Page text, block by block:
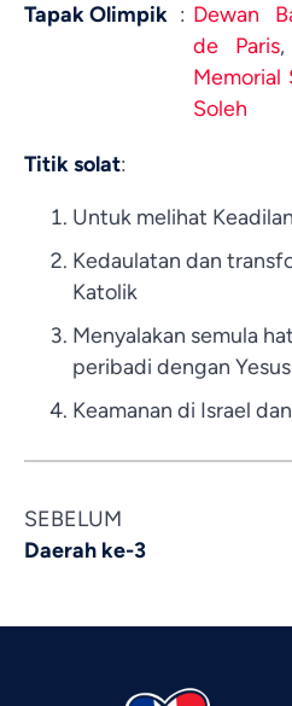
Tapak Olimpik : Dewan
de Paris,
Memorial
Soleh
Titik solat:
Untuk melihat
Kedaulatan dan
Katolik
Menyalakan semula
peribadi dengan Yesus
Keamanan di Israel
SEBELUM
Daerah ke-3